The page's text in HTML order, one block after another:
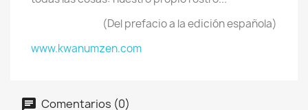
(Del prefacio a la edición española)
www.kwanumzen.com
Comentarios (0)